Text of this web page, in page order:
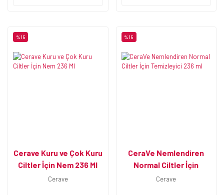
%15
Cerave Kuru ve Çok Kuru
Ciltler İçin Nem 236 Ml
Cerave
%15
CeraVe Nemlendiren
Normal Ciltler İçin
Temizleyici 236 ml
Cerave